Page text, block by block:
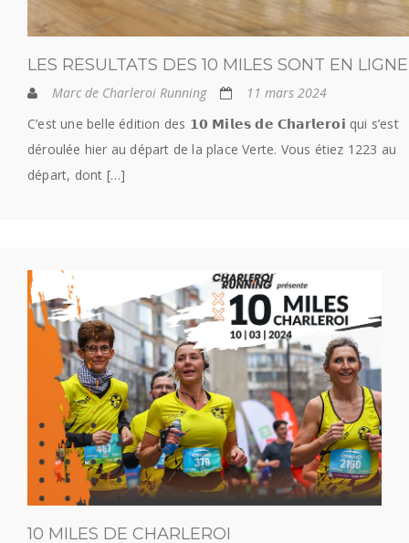
LES RÉSULTATS DES 10 MILES SONT EN LIGNE
Marc de Charleroi Running
11 mars 2024
C’est une belle édition des 𝟭𝟬 𝗠𝗶𝗹𝗲𝘀 𝗱𝗲 𝗖𝗵𝗮𝗿𝗹𝗲𝗿𝗼𝗶 qui s’est
déroulée hier au départ de la place Verte. Vous étiez 1223 au
départ, dont […]
10 MILES DE CHARLEROI